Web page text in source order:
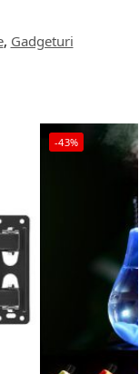
, Gadgeturi
-43%